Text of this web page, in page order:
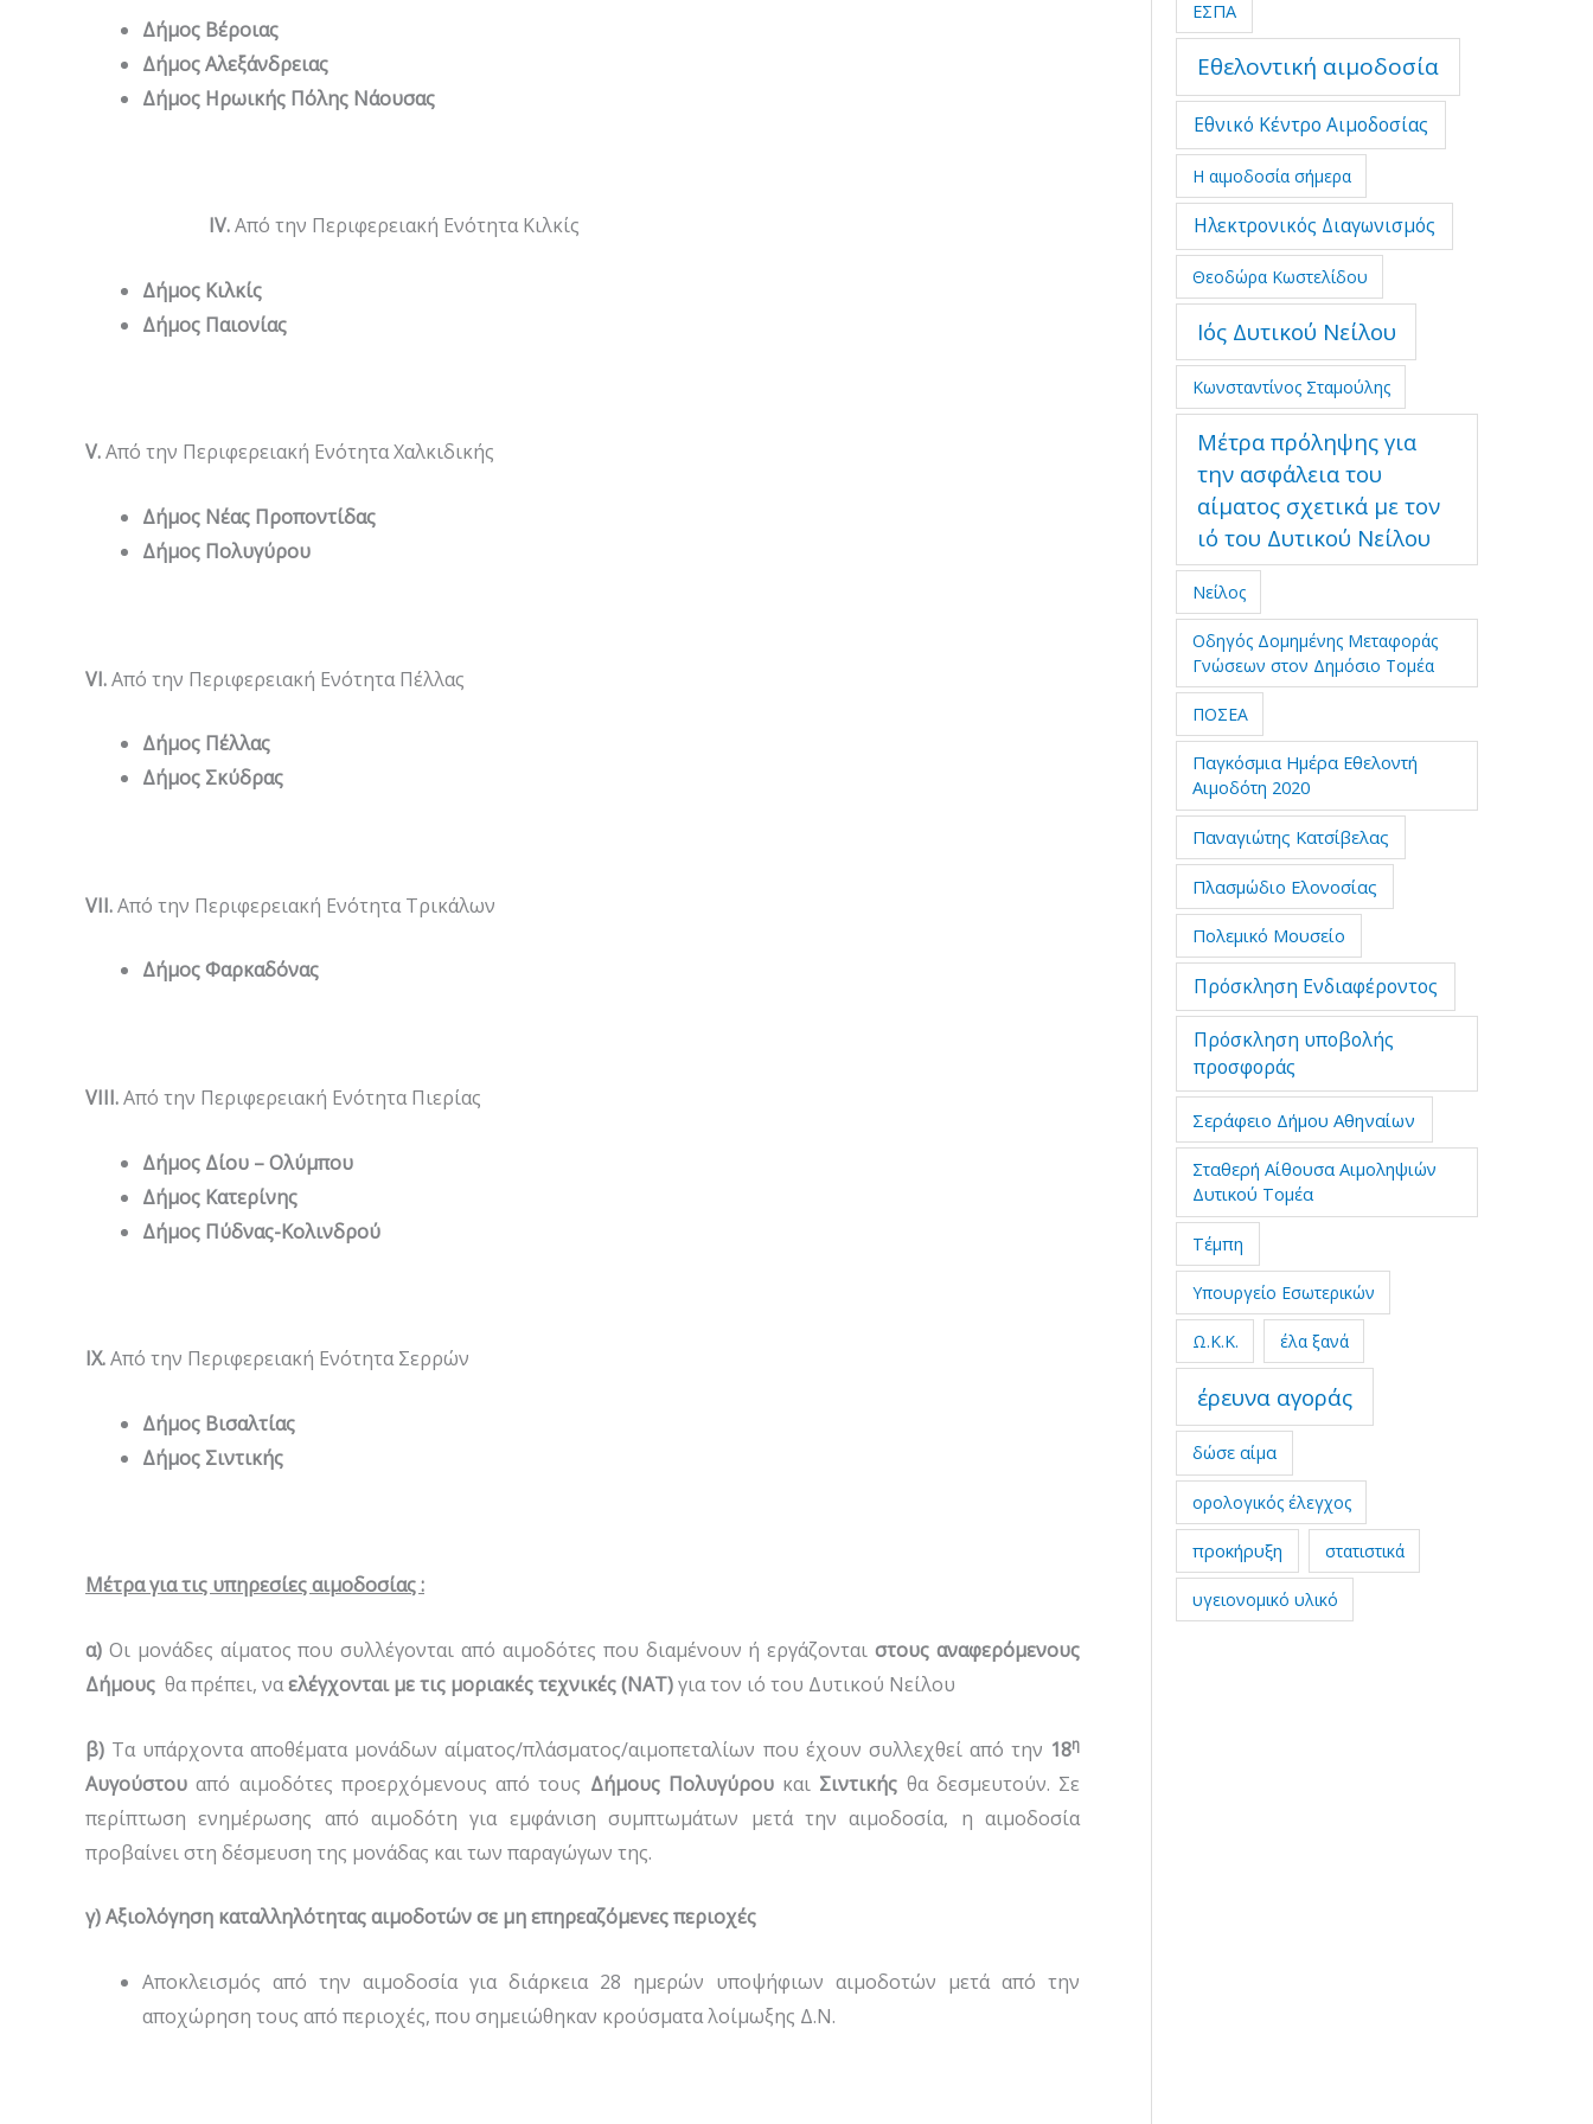
Δήμος Βέροιας
Δήμος Αλεξάνδρειας
Δήμος Ηρωικής Πόλης Νάουσας
ΙV.Από την Περιφερειακή Ενότητα Κιλκίς
Δήμος Κιλκίς
Δήμος Παιονίας
V.Από την Περιφερειακή Ενότητα Χαλκιδικής
Δήμος Νέας Προποντίδας
Δήμος Πολυγύρου
VI.Από την Περιφερειακή Ενότητα Πέλλας
Δήμος Πέλλας
Δήμος Σκύδρας
VII.Από την Περιφερειακή Ενότητα Τρικάλων
Δήμος Φαρκαδόνας
VIII.Από την Περιφερειακή Ενότητα Πιερίας
Δήμος Δίου – Ολύμπου
Δήμος Κατερίνης
Δήμος Πύδνας-Κολινδρού
IX.Από την Περιφερειακή Ενότητα Σερρών
Δήμος Βισαλτίας
Δήμος Σιντικής
Μέτρα για τις υπηρεσίες αιμοδοσίας :
α) Οι μονάδες αίματος που συλλέγονται από αιμοδότες που διαμένουν ή εργάζονταιστους αναφερόμενους
Δήμους θα πρέπει, ναελέγχονται με τις μοριακές τεχνικές (ΝΑΤ)για τον ιό του Δυτικού Νείλου
β) Τα υπάρχοντα αποθέματα μονάδων αίματος/πλάσματος/αιμοπεταλίων που έχουν συλλεχθεί από την 18η
Αυγούστου από αιμοδότες προερχόμενους από τους Δήμους Πολυγύρουκαι Σιντικής θα δεσμευτούν. Σε
περίπτωση ενημέρωσης από αιμοδότη για εμφάνιση συμπτωμάτων μετά την αιμοδοσία, η αιμοδοσία
προβαίνει στη δέσμευση της μονάδας και των παραγώγων της.
γ)Αξιολόγηση καταλληλότητας αιμοδοτών σε μη επηρεαζόμενες περιοχές
Αποκλεισμός από την αιμοδοσία για διάρκεια 28 ημερών υποψήφιων αιμοδοτών μετά από την
αποχώρηση τους από περιοχές, που σημειώθηκαν κρούσματα λοίμωξης Δ.Ν.
ΕΣΠΑ
Εθελοντική αιμοδοσία
Εθνικό Κέντρο Αιμοδοσίας
Η αιμοδοσία σήμερα
Ηλεκτρονικός Διαγωνισμός
Θεοδώρα Κωστελίδου
Ιός Δυτικού Νείλου
Κωνσταντίνος Σταμούλης
Μέτρα πρόληψης για
την ασφάλεια του
αίματος σχετικά με τον
ιό του Δυτικού Νείλου
Νείλος
Οδηγός Δομημένης Μεταφοράς
Γνώσεων στον Δημόσιο Τομέα
ΠΟΣΕΑ
Παγκόσμια Ημέρα Εθελοντή
Αιμοδότη 2020
Παναγιώτης Κατσίβελας
Πλασμώδιο Ελονοσίας
Πολεμικό Μουσείο
Πρόσκληση Ενδιαφέροντος
Πρόσκληση υποβολής
προσφοράς
Σεράφειο Δήμου Αθηναίων
Σταθερή Αίθουσα Αιμοληψιών
Δυτικού Τομέα
Τέμπη
Υπουργείο Εσωτερικών
Ω.Κ.Κ. έλα ξανά
έρευνα αγοράς
δώσε αίμα
ορολογικός έλεγχος
προκήρυξη στατιστικά
υγειονομικό υλικό